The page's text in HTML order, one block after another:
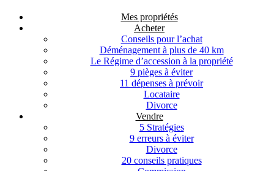
Mes propriétés
Acheter
Conseils pour l’achat
Déménagement à plus de 40 km
Le Régime d’accession à la propriété
9 pièges à éviter
11 dépenses à prévoir
Locataire
Divorce
Vendre
5 Stratégies
9 erreurs à éviter
Divorce
20 conseils pratiques